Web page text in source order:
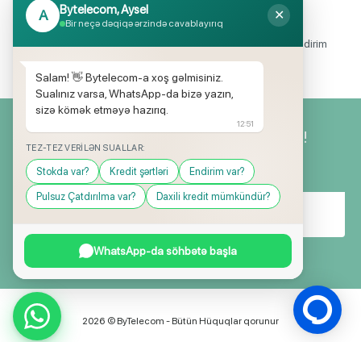
Endirimli məhsul seçimi
Mağazalarımızda mütəmadi olaraq, yüksək məbləğli endirim
və hədiyyə kampaniyaları keçirilir.
Yeniliklərimizdən ilk siz xəbərdar olun!
2026 © ByTelecom - Bütün Hüquqlar qorunur
A Bytelecom, Aysel
Bir neçə dəqiqə ərzində cavablayırıq
✕
Salam! 👋 Bytelecom-a xoş gəlmisiniz.
Sualınız varsa, WhatsApp-da bizə yazın,
sizə kömək etməyə hazırıq.
12:51
TEZ-TEZ VERILƏN SUALLAR:
Stokda var? Kredit şərtləri Endirim var?
Pulsuz Çatdırılma var? Daxili kredit mümkündür?
WhatsApp-da söhbətə başla